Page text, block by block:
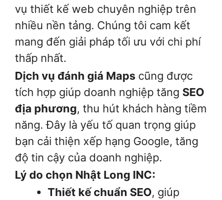
vụ thiết kế web chuyên nghiệp trên
nhiều nền tảng. Chúng tôi cam kết
mang đến giải pháp tối ưu với chi phí
thấp nhất.
Dịch vụ đánh giá Maps cũng được
tích hợp giúp doanh nghiệp tăng SEO
địa phương, thu hút khách hàng tiềm
năng. Đây là yếu tố quan trọng giúp
bạn cải thiện xếp hạng Google, tăng
độ tin cậy của doanh nghiệp.
Lý do chọn Nhật Long INC:
Thiết kế chuẩn SEO, giúp